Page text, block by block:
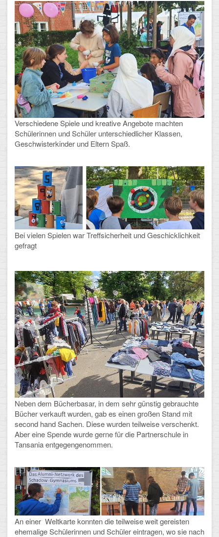
Kurswahl 10. Kl.
Umwahl 11. Kl.
mPA
Wahlfächer
TERMINE
CLOUD
Lernraum Berlin
Gitlab
Verschiedene Spiele und kreative Angebote machten
Schülerinnen und Schüler unterschiedlicher Klassen,
Geschwisterkinder und Eltern Spaß.
Bei vielen Spielen war Treffsicherheit und Geschicklichkeit
gefragt
Neben dem Bücherbasar, in dem sehr günstig gebrauchte
Bücher verkauft wurden, gab es einen großen Stand mit
second hand Sachen. Diese wurden teilweise verschenkt.
Aber eine Spende wurde gerne für die Partnerschule in
Tansania entgegengenommen.
An einer Weltkarte konnten die teilweise weit gereisten
ehemalige Schülerinnen und Schüler eintragen, wo sie nach